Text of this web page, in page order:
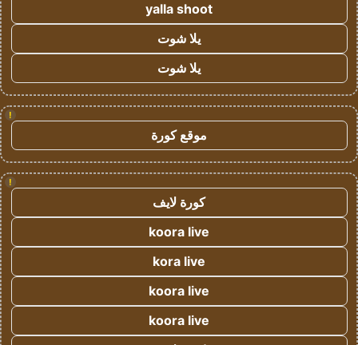
yalla shoot
يلا شوت
يلا شوت
!
موقع كورة
!
كورة لايف
koora live
kora live
koora live
koora live